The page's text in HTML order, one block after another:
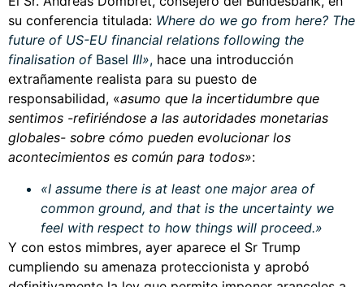
su conferencia titulada: Where do we go from here? The
future of US-EU financial relations following the
finalisation ofBasel III», hace una introducción
extrañamente realista para su puesto de
responsabilidad, «asumo que la incertidumbre que
sentimos -refiriéndose a las autoridades monetarias
globales- sobre cómo pueden evolucionar los
acontecimientos es común para todos»:
«I assume there is at least one major area of
common ground, and that is the uncertainty we
feel with respect to how things will proceed.»
Y con estos mimbres, ayer aparece el Sr Trump
cumpliendo su amenaza proteccionista y aprobó